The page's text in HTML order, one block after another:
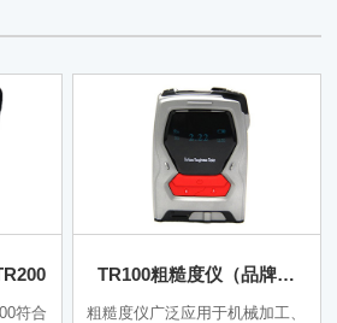
符合
TR100粗糙度仪（品牌聚
创）
粗糙度仪广泛应用于机械加工、